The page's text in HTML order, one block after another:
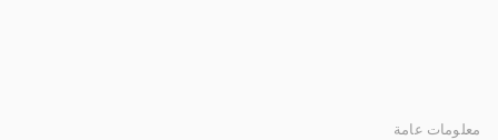
معلومات عامة